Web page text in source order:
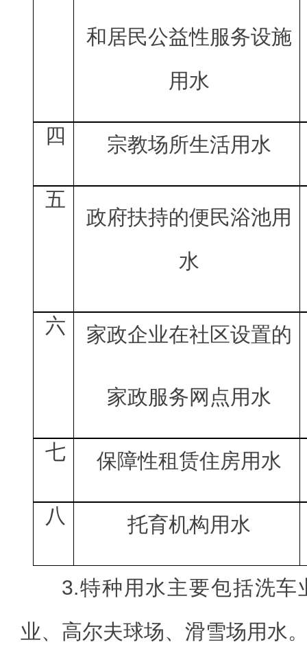
和居民公益性服务设施
用水
四 宗教场所生活用水
五
政府扶持的便民浴池用
水
六 家政企业在社区设置的
家政服务网点用水
七 保障性租赁住房用水
八 托育机构用水
3.特种用水主要包括洗车
业、高尔夫球场、滑雪场用水